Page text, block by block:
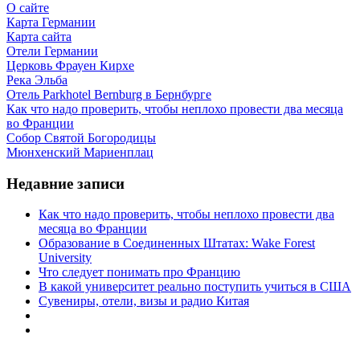
О сайте
Карта Германии
Карта сайта
Отели Германии
Церковь Фрауен Кирхе
Река Эльба
Отель Parkhotel Bernburg в Бернбурге
Как что надо проверить, чтобы неплохо провести два месяца
во Франции
Собор Святой Богородицы
Мюнхенский Мариенплац
Недавние записи
Как что надо проверить, чтобы неплохо провести два
месяца во Франции
Образование в Соединенных Штатах: Wake Forest
University
Что следует понимать про Францию
В какой университет реально поступить учиться в США
Сувениры, отели, визы и радио Китая